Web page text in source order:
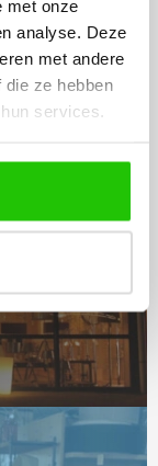
met onze
analyse. Deze
met andere
ze hebben
services.